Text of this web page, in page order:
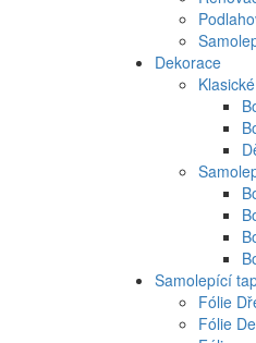
Dekorace
Samolepící
Fólie
Fólie